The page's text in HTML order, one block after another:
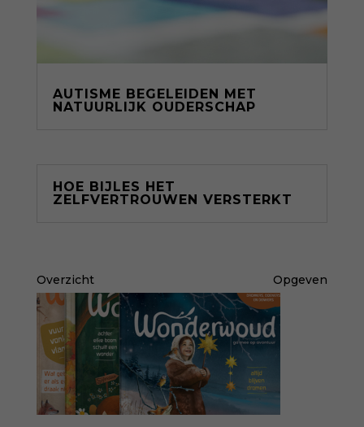
AUTISME BEGELEIDEN MET
NATUURLIJK OUDERSCHAP
HOE BIJLES HET
ZELFVERTROUWEN VERSTERKT
Overzicht Opgeven